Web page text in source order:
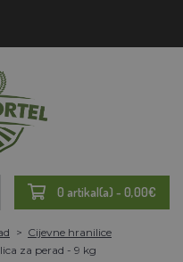
0 artikal(a) - 0,00€
Cijevne hranilice
za perad - 9 kg